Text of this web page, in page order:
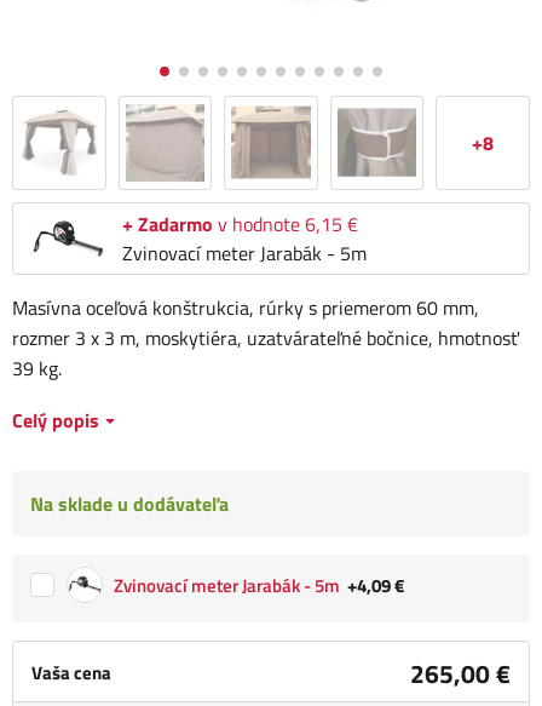
+8
+ Zadarmo v hodnote 6,15 €
Zvinovací meter Jarabák - 5m
Vaša cena 265,00 €
Masívna oceľová konštrukcia, rúrky s priemerom 60 mm,
rozmer 3 x 3 m, moskytiéra, uzatvárateľné bočnice, hmotnosť
39 kg.
Celý popis
Na sklade u dodávateľa
Zvinovací meter Jarabák - 5m +4,09 €